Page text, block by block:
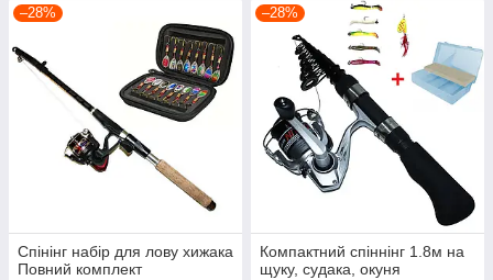
–28%
Спінінг набір для лову хижака
Повний комплект
–28%
Компактний спіннінг 1.8м на
щуку, судака, окуня